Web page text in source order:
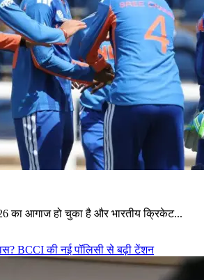
का आगाज हो चुका है और भारतीय क्रिकेट...
BCCI की नई पॉलिसी से बढ़ी टेंशन